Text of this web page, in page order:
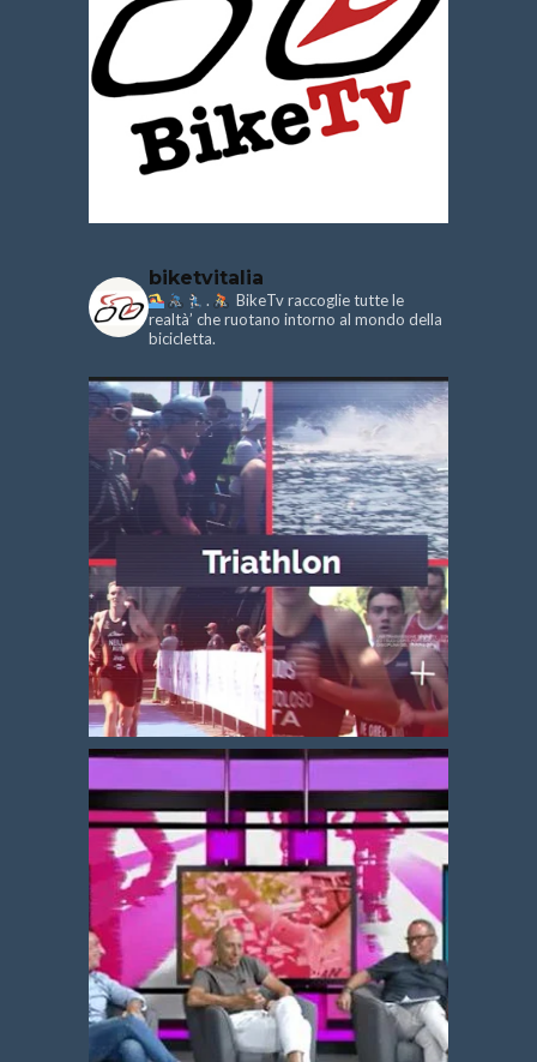
biketvitalia
.
BikeTv raccoglie tutte le
realtà’ che ruotano intorno al mondo della
bicicletta.